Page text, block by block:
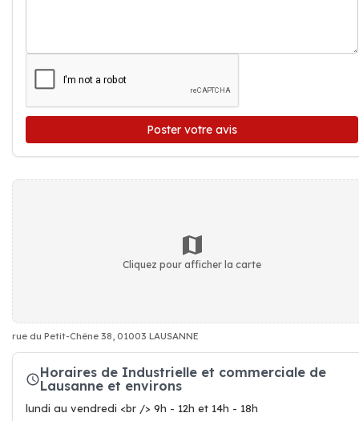
Poster votre avis
Cliquez pour afficher la carte
rue du Petit-Chêne 38, 01003 LAUSANNE
Horaires de Industrielle et commerciale de
Lausanne et environs
lundi au vendredi <br /> 9h - 12h et 14h - 18h